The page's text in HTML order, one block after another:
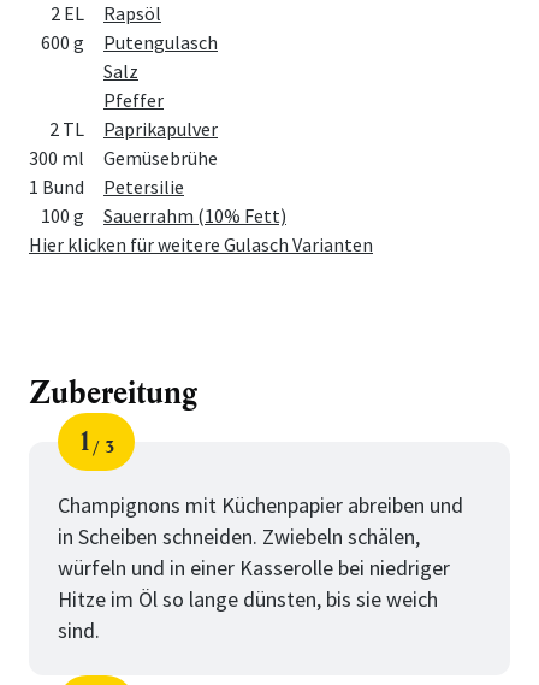
2 EL
Rapsöl
600 g
Putengulasch
Salz
Pfeffer
2 TL
Paprikapulver
300 ml
Gemüsebrühe
1 Bund
Petersilie
100 g
Sauerrahm (10% Fett)
Hier klicken für weitere Gulasch Varianten
Zubereitung
Schritt
1
von
3
Champignons mit Küchenpapier abreiben und
in Scheiben schneiden. Zwiebeln schälen,
würfeln und in einer Kasserolle bei niedriger
Hitze im Öl so lange dünsten, bis sie weich
sind.